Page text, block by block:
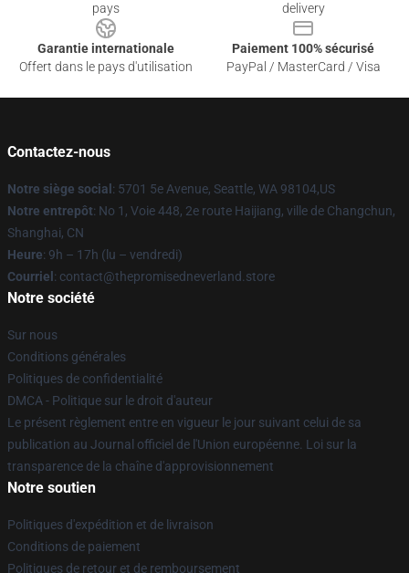
pays
delivery
Garantie internationale
Offert dans le pays d'utilisation
Paiement 100% sécurisé
PayPal / MasterCard / Visa
Contactez-nous
Notre siège social : 5701 5e Avenue, Seattle, WA 98104,US
Notre entrepôt: No 1, Voie 448, 2e route Haijiang, ville de Changchun,
Shanghai, CN
Heure: 9h – 17h (lu – vendredi)
Courriel : contact@thepromisedneverland.store
Notre société
Sur nous
Conditions générales
Politiques de confidentialité
DMCA - Politique sur le droit d'auteur
Le présent règlement entre en vigueur le jour suivant celui de sa
publication au Journal officiel de l'Union européenne. Loi sur la
transparence de la chaîne d'approvisionnement
Notre soutien
Politiques d'expédition et de livraison
Conditions de paiement
Politiques de retour et de remboursement